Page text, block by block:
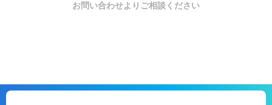
お問い合わせよりご相談ください